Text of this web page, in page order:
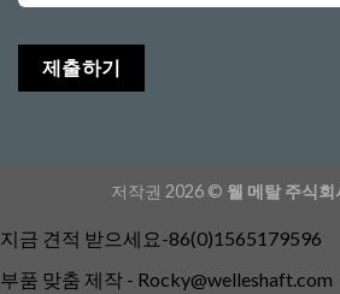
저작권 2026 © 웰 메탈 주식
지금 견적 받으세요-86(0)1565179596
부품 맞춤 제작 - Rocky@welleshaft.com